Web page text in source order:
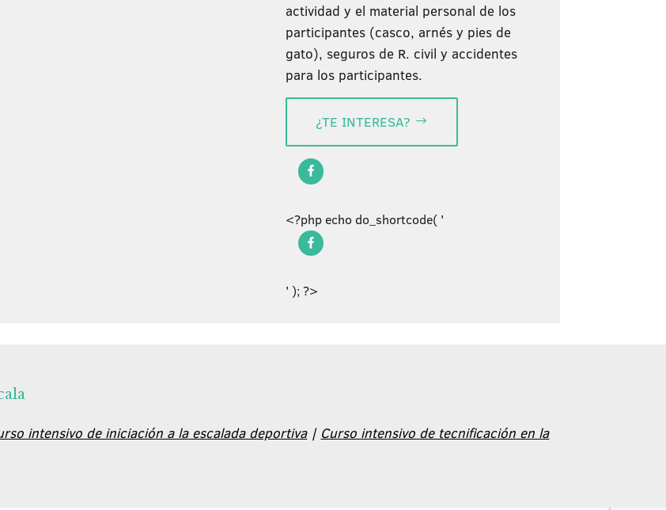
actividad y el material personal de los
participantes (casco, arnés y pies de
gato), seguros de R. civil y accidentes
para los participantes.
¿TE INTERESA?
<?php echo do_shortcode( '
' ); ?>
intensivo de iniciación a la escalada deportiva| Curso intensivo de tecnificación en la